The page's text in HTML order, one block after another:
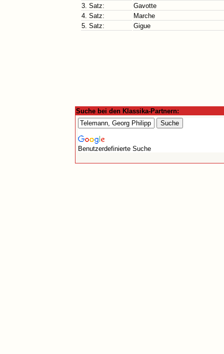
3. Satz:
Gavotte
4. Satz:
Marche
5. Satz:
Gigue
Suche bei den Klassika-Partnern:
Benutzerdefinierte Suche